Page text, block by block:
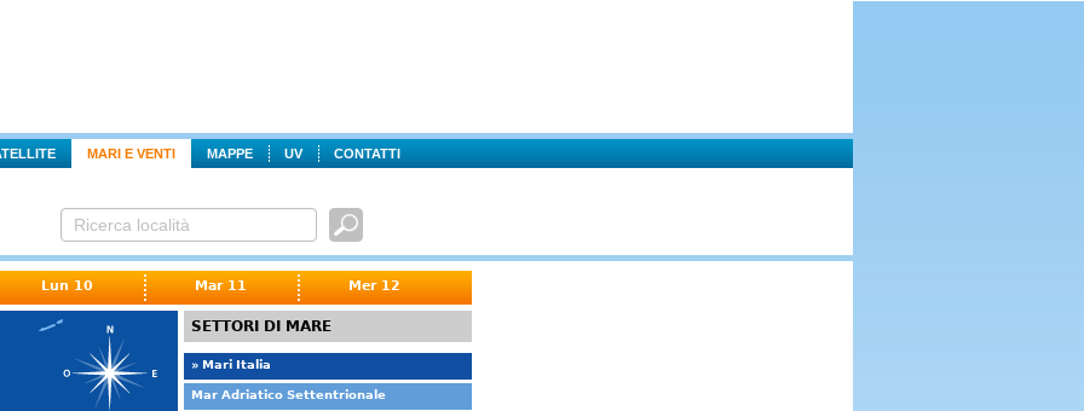
MARI E VENTI MAPPE UV CONTATTI
Lun 10 Mar 11 Mer 12
SETTORI DI MARE
» Mari Italia
Mar Adriatico Settentrionale